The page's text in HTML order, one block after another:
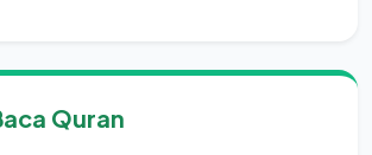
Quran